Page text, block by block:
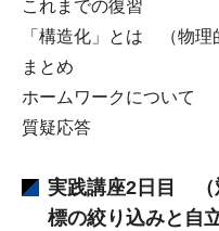
これまでの復習
「構造化」とは （物理
まとめ
ホームワークについて
質疑応答
実践講座2日目
標の絞り込みと自